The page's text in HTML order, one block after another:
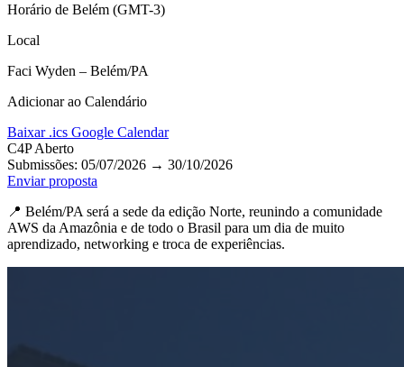
Horário de Belém (GMT-3)
Local
Faci Wyden – Belém/PA
Adicionar ao Calendário
Baixar .ics Google Calendar
C4P Aberto
Submissões: 05/07/2026 → 30/10/2026
Enviar proposta
📍 Belém/PA será a sede da edição Norte, reunindo a comunidade
AWS da Amazônia e de todo o Brasil para um dia de muito
aprendizado, networking e troca de experiências.